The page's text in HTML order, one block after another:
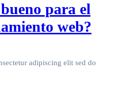
para el
web?
adipiscing elit sed do